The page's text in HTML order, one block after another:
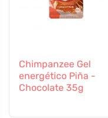
Chimpanzee Gel
energético Piña -
Chocolate 35g